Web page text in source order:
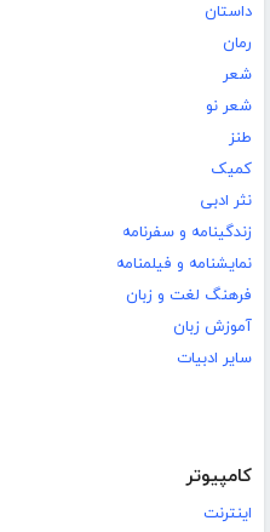
داستان
رمان
شعر
شعر نو
طنز
کمیک
نثر ادبی
زندگینامه و سفرنامه
نمایشنامه و فیلمنامه
فرهنگ لغت و زبان
آموزش زبان
سایر ادبیات
کامپیوتر
اینترنت